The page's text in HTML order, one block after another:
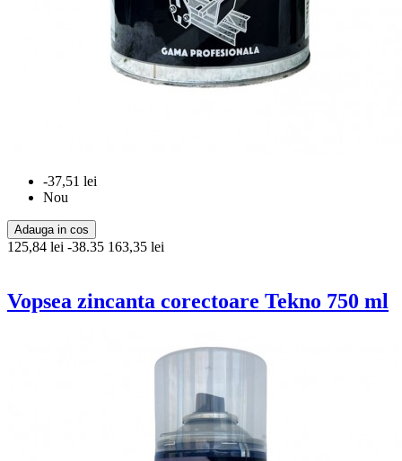
-37,51 lei
Nou
Adauga in cos
125,84 lei -38.35 163,35 lei
Vopsea zincanta corectoare Tekno 750 ml